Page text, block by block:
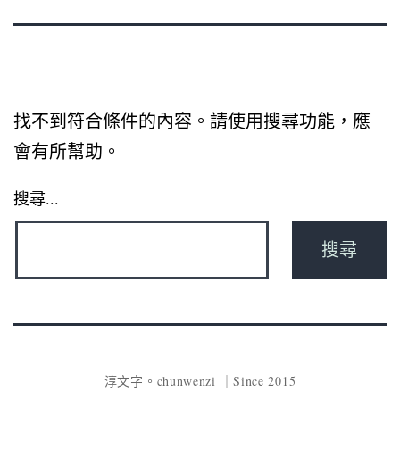
找不到符合條件的內容。請使用搜尋功能，應
會有所幫助。
搜尋...